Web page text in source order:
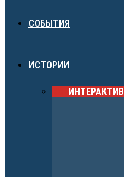
СОБЫТИЯ
ИСТОРИИ
ИНТЕРАКТИВ